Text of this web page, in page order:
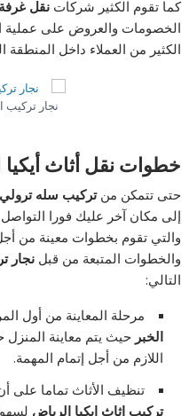
كما تقوم الكثير شركاتنقل
الخصومات والعروض على عملية
الكثير من العملاء داخل المنطقة
نجار تركيب
خطوات نقل أثاث أيكيا
حتى تتمكن منتركيب سله
إلى مكان آخر عليك فورا
والتي تقوم بخطوات معينة من
والخطوات المتبعة من قبلنجار
التالي:
مرحلة المعاينة من أول
الخبر حيث يتم معاينة المنزل
اللازم من أجل إتمام المهمة.
تنظيف الأثاث تماما على
تركيب اثاث ايكيا الرياض